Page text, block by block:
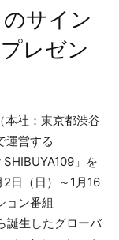
サイン
レゼン
本社：東京都渋谷
運営する
SHIBUYA109」を
日（日）～1月16
ョン番組
誕生したグローバ